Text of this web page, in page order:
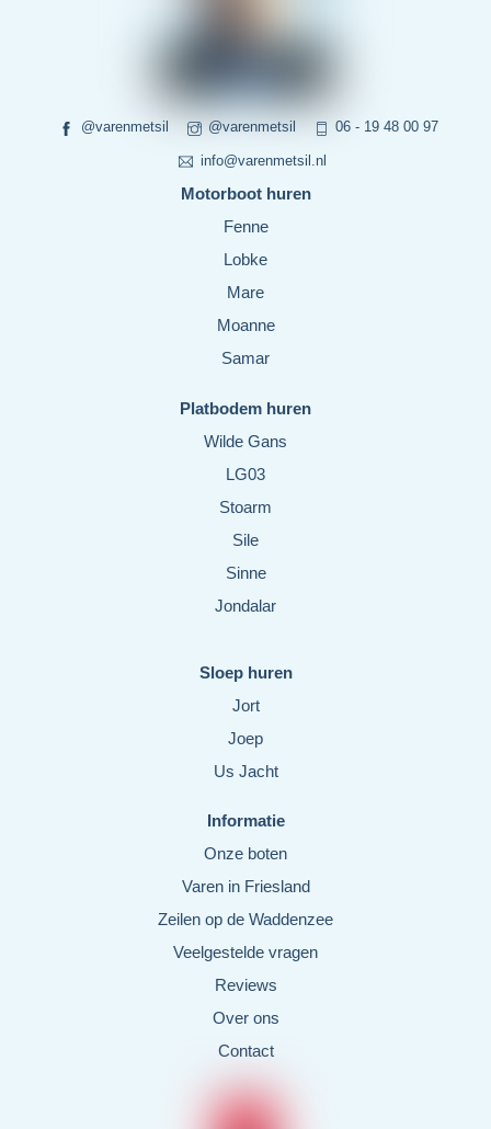
@varenmetsil @varenmetsil 06 - 19 48 00 97
info@varenmetsil.nl
Motorboot huren
Fenne
Lobke
Mare
Moanne
Samar
Platbodem huren
Wilde Gans
LG03
Stoarm
Sile
Sinne
Jondalar
Sloep huren
Jort
Joep
Us Jacht
Informatie
Onze boten
Varen in Friesland
Zeilen op de Waddenzee
Veelgestelde vragen
Reviews
Over ons
Contact